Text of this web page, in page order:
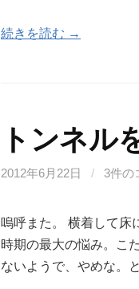
続きを読む →
トンネル
2012年6月22日 / 3件の
嗚呼また。 横着して床
時期の最大の悩み。こ
ないようで、やめな。